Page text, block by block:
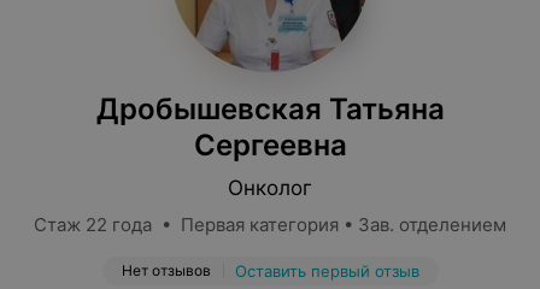
Дробышевская Татьяна
Сергеевна
Онколог
Стаж 22 года • Первая категория • Зав. отделением
Нет отзывов Оставить первый отзыв